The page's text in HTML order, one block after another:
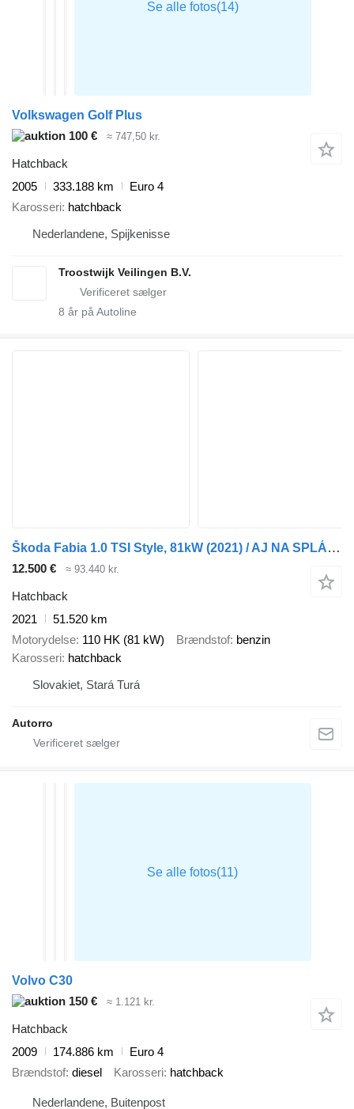
Volkswagen Golf Plus
100 €
≈ 747,50 kr.
Hatchback
2005
333.188 km
Euro 4
Karosseri hatchback
Nederlandene, Spijkenisse
Troostwijk Veilingen B.V.
8 år på Autoline
Škoda Fabia 1.0 TSI Style, 81kW (2021) / AJ NA SPLÁTKY / PROTIÚČET /
12.500 € ≈ 93.440 kr.
Hatchback
2021
51.520 km
Motorydelse 110 HK (81 kW) Brændstof benzin
Karosseri hatchback
Slovakiet, Stará Turá
Autorro
Volvo C30
150 €
≈ 1.121 kr.
Hatchback
2009
174.886 km
Euro 4
Brændstof diesel Karosseri hatchback
Nederlandene, Buitenpost